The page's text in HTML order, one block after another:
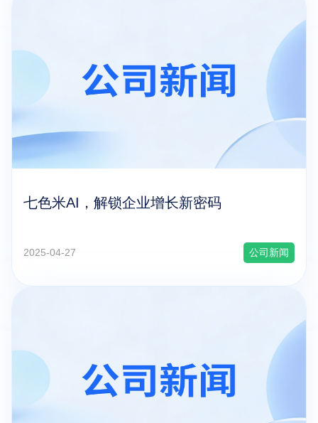
七色米AI，解锁企业增长新密码
2025-04-27 公司新闻